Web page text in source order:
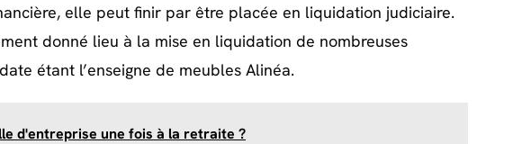
elle peut finir par être placée en liquidation judiciaire.
donné lieu à la mise en liquidation de nombreuses
étant l’enseigne de meubles Alinéa.
d'entreprise une fois à la retraite ?